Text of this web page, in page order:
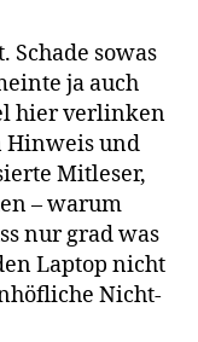
sowas
ja auch
hier verlinken
Hinweis und
Mitleser,
– warum
nur grad was
Laptop nicht
Nicht-